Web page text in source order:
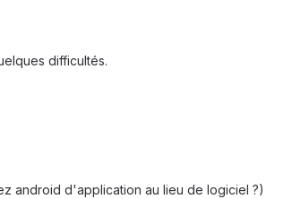
difficultés.
android d'application au lieu de logiciel ?)